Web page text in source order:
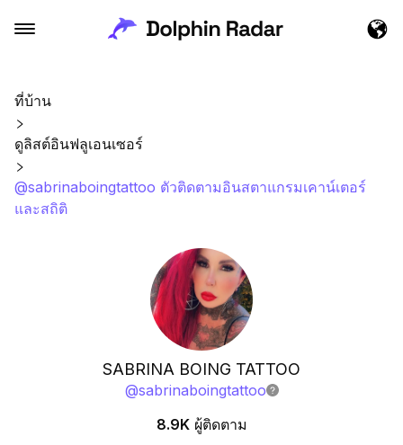
ที่บ้าน
ดูลิสต์อินฟลูเอนเซอร์
@sabrinaboingtattoo ตัวติดตามอินสตาแกรมเคาน์เตอร์
และสถิติ
SABRINA BOING TATTOO
@sabrinaboingtattoo
8.9K ผู้ติดตาม